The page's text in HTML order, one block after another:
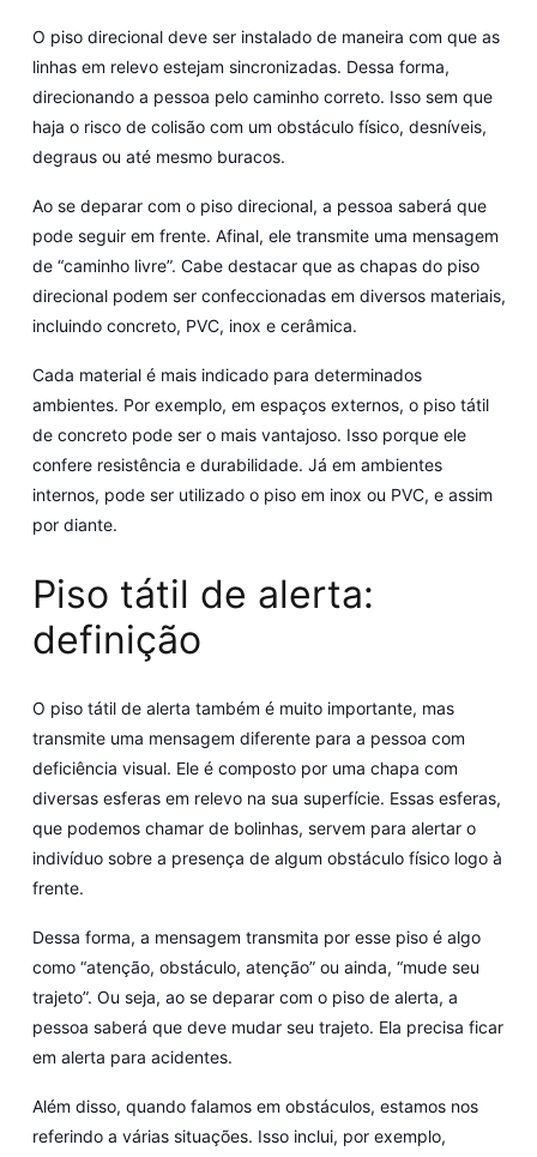
O piso direcional deve ser instalado de maneira com que as
linhas em relevo estejam sincronizadas. Dessa forma,
direcionando a pessoa pelo caminho correto. Isso sem que
haja o risco de colisão com um obstáculo físico, desníveis,
degraus ou até mesmo buracos.
Ao se deparar com o piso direcional, a pessoa saberá que
pode seguir em frente. Afinal, ele transmite uma mensagem
de “caminho livre”. Cabe destacar que as chapas do piso
direcional podem ser confeccionadas em diversos materiais,
incluindo concreto, PVC, inox e cerâmica.
Cada material é mais indicado para determinados
ambientes. Por exemplo, em espaços externos, o piso tátil
de concreto pode ser o mais vantajoso. Isso porque ele
confere resistência e durabilidade. Já em ambientes
internos, pode ser utilizado o piso em inox ou PVC, e assim
por diante.
Piso tátil de alerta:
definição
O piso tátil de alerta também é muito importante, mas
transmite uma mensagem diferente para a pessoa com
deficiência visual. Ele é composto por uma chapa com
diversas esferas em relevo na sua superfície. Essas esferas,
que podemos chamar de bolinhas, servem para alertar o
indivíduo sobre a presença de algum obstáculo físico logo à
frente.
Dessa forma, a mensagem transmita por esse piso é algo
como “atenção, obstáculo, atenção” ou ainda, “mude seu
trajeto”. Ou seja, ao se deparar com o piso de alerta, a
pessoa saberá que deve mudar seu trajeto. Ela precisa ficar
em alerta para acidentes.
Além disso, quando falamos em obstáculos, estamos nos
referindo a várias situações. Isso inclui, por exemplo,